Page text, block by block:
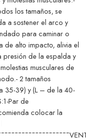
los tamaños, se
a sostener el arco y
para caminar o
de alto impacto, alivia el
presión de la espalda y
musculares de
2 tamaños
35-39) y (L – de la 40-
Par de
colocar la